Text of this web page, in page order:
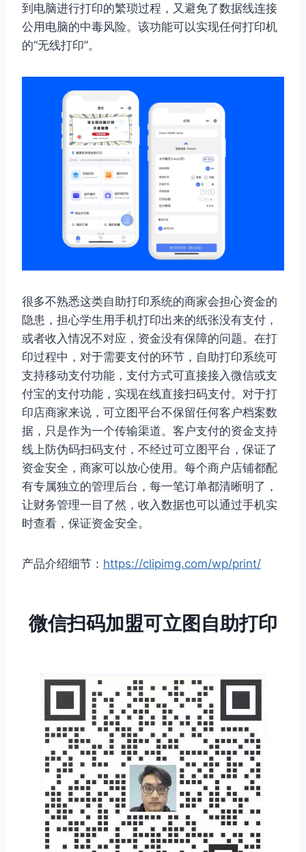
到电脑进行打印的繁琐过程，又避免了数据线连接
公用电脑的中毒风险。该功能可以实现任何打印机
的“无线打印”。
很多不熟悉这类自助打印系统的商家会担心资金的
隐患，担心学生用手机打印出来的纸张没有支付，
或者收入情况不对应，资金没有保障的问题。在打
印过程中，对于需要支付的环节，自助打印系统可
支持移动支付功能，支付方式可直接接入微信或支
付宝的支付功能，实现在线直接扫码支付。对于打
印店商家来说，可立图平台不保留任何客户档案数
据，只是作为一个传输渠道。客户支付的资金支持
线上防伪码扫码支付，不经过可立图平台，保证了
资金安全，商家可以放心使用。每个商户店铺都配
有专属独立的管理后台，每一笔订单都清晰明了，
让财务管理一目了然，收入数据也可以通过手机实
时查看，保证资金安全。
产品介绍细节： https://clipimg.com/wp/print/
微信扫码加盟可立图自助打印